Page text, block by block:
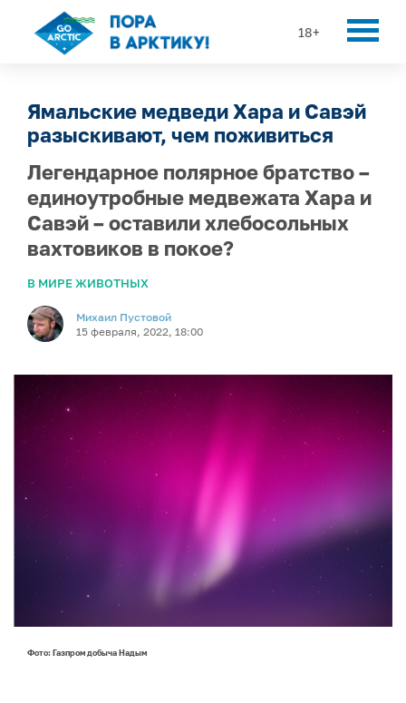
18+
Ямальские медведи Хара и Савэй
разыскивают, чем поживиться
Легендарное полярное братство –
единоутробные медвежата Хара и
Савэй – оставили хлебосольных
вахтовиков в покое?
В МИРЕ ЖИВОТНЫХ
Михаил Пустовой
15 февраля, 2022, 18:00
Фото: Газпром добыча Надым